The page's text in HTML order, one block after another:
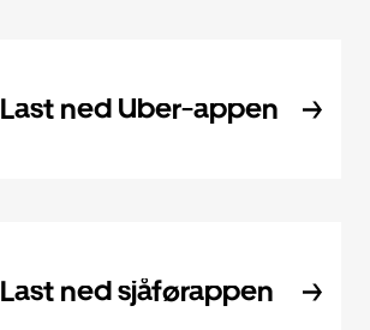
Last ned Uber-appen
Last ned sjåførappen